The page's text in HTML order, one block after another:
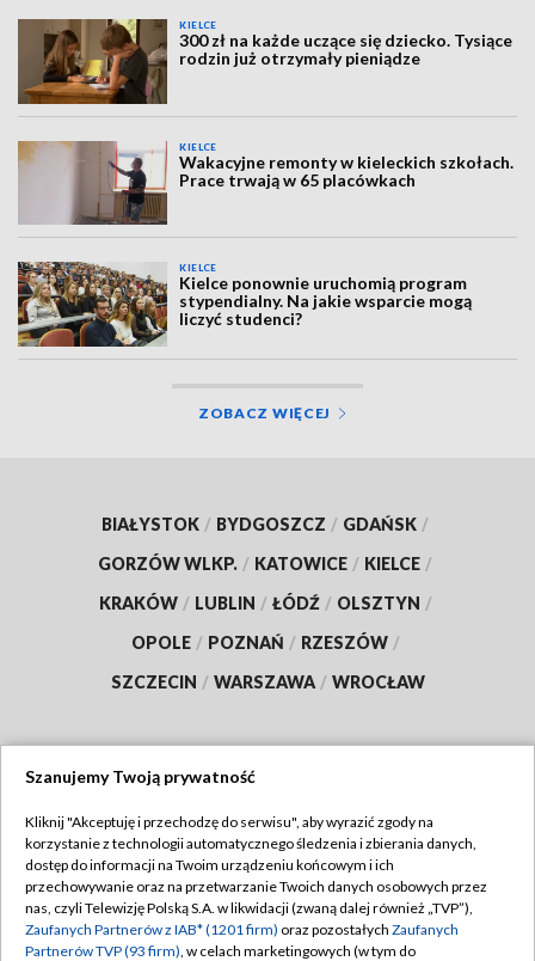
KIELCE
300 zł na każde uczące się dziecko. Tysiące
rodzin już otrzymały pieniądze
KIELCE
Wakacyjne remonty w kieleckich szkołach.
Prace trwają w 65 placówkach
KIELCE
Kielce ponownie uruchomią program
stypendialny. Na jakie wsparcie mogą
liczyć studenci?
ZOBACZ WIĘCEJ
BIAŁYSTOK / BYDGOSZCZ / GDAŃSK /
GORZÓW WLKP. / KATOWICE / KIELCE /
KRAKÓW / LUBLIN / ŁÓDŹ / OLSZTYN /
OPOLE / POZNAŃ / RZESZÓW /
SZCZECIN / WARSZAWA / WROCŁAW
TVP
Abonament TVP
Emisja w TVP
Regulamin TVP
Polityka prywatności
Szanujemy Twoją prywatność
Kliknij "Akceptuję i przechodzę do serwisu", aby wyrazić zgody na
korzystanie z technologii automatycznego śledzenia i zbierania danych,
dostęp do informacji na Twoim urządzeniu końcowym i ich
przechowywanie oraz na przetwarzanie Twoich danych osobowych przez
nas, czyli Telewizję Polską S.A. w likwidacji (zwaną dalej również „TVP”),
Zaufanych Partnerów z IAB* (1201 firm) oraz pozostałych Zaufanych
Partnerów TVP (93 firm), w celach marketingowych (w tym do